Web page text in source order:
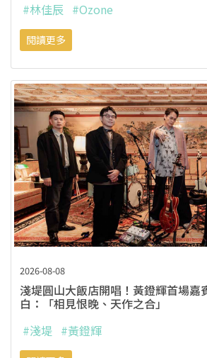
#林佳辰 #Ozone
閱讀更多
2026-08-08
淺堤圓山大飯店開唱！黃鐙輝首場嘉
白：「相見恨晚、天作之合」
#淺堤 #黃鐙輝